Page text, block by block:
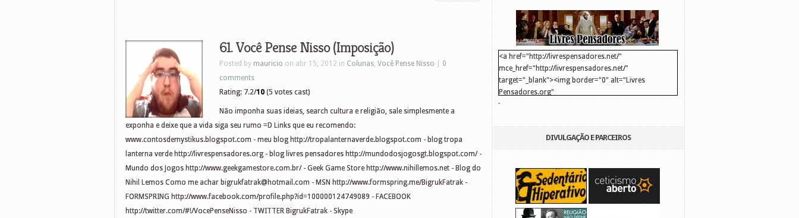
61. Você Pense Nisso (Imposição)
Posted by mauricio on abr 15, 2012 in Colunas, Você Pense Nisso
0
comments
Rating: 7.2/10 (5 votes cast)
Não imponha suas ideias, search cultura e religião, sale simplesmente a
exponha e deixe que a vida siga seu rumo =D Links que eu recomendo:
www.contosdemystikus.blogspot.com - meu blog http://tropalanternaverde.blogspot.com - blog tropa
lanterna verde http://livrespensadores.org - blog livres pensadores http://mundodosjogosgt.blogspot.com/ -
Mundo dos Jogos http://www.geekgamestore.com.br/ - Geek Game Store http://www.nihillemos.net - Blog do
Nihil Lemos Como me achar bigrukfatrak@hotmail.com - MSN http://www.formspring.me/BigrukFatrak -
FORMSPRING http://www.facebook.com/profile.php?id=100000124749089 - FACEBOOK
http://twitter.com/#!/VocePenseNisso - TWITTER BigrukFatrak - Skype
<a href="http://livrespensadores.net/"
mce_href="http://livrespensadores.net/"
target="_blank"><img border="0" alt="Livres
Pensadores.org"
src="http://lh6.ggpht.com/_25pDjsdjolQ/TNSgK1CylTI/AAAAAAAAAFk/u8d6kvYMhVc/
.
DIVULGAÇÃO E PARCEIROS